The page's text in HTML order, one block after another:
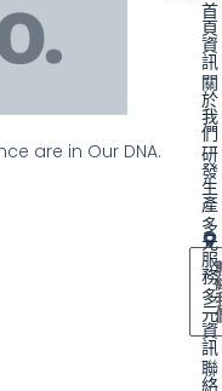
are in Our DNA.
首
頁
資
訊
關
於
我
們
研
發
生
產
多
元
服
務
多
元
資
訊
聯
絡